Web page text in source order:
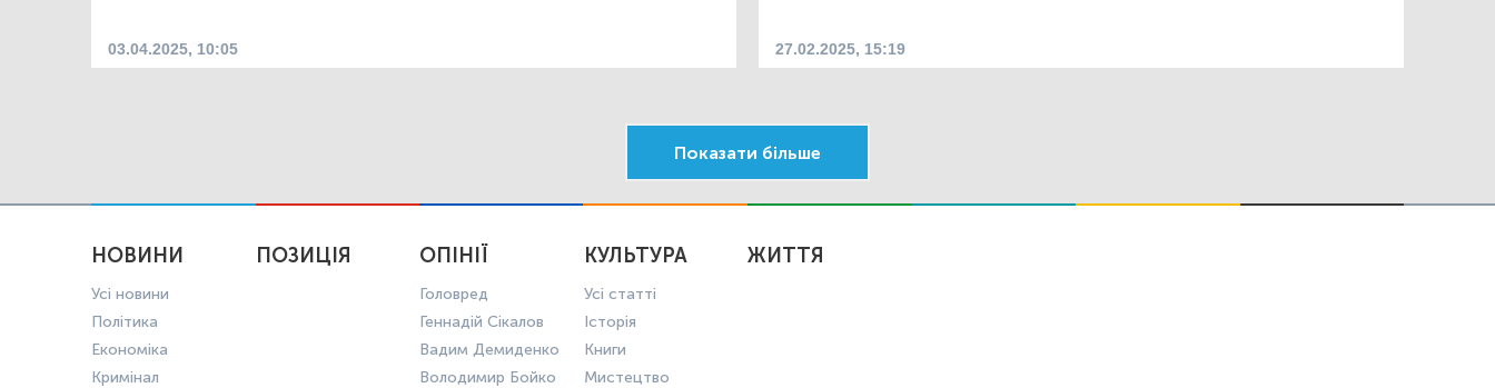
03.04.2025, 10:05 27.02.2025, 15:19
Показати більше
НОВИНИ
Усі новини
Політика
Економіка
Кримінал
ПОЗИЦІЯ ОПІНІЇ
Головред
Геннадій Сікалов
Вадим Демиденко
Володимир Бойко
КУЛЬТУРА
Усі статті
Історія
Книги
Мистецтво
ЖИТТЯ